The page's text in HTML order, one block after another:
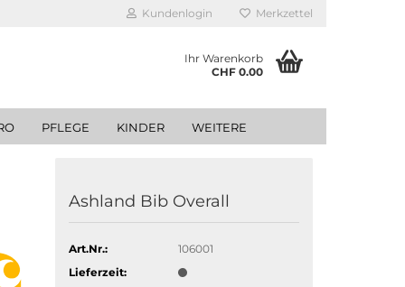
Kundenlogin Merkzettel
Ihr Warenkorb
CHF 0.00
PFLEGE KINDER WEITERE
Ashland Bib Overall
Art.Nr.:
106001
Lieferzeit: